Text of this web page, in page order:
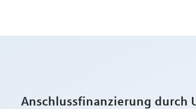
Anschlussfinanzierung durch